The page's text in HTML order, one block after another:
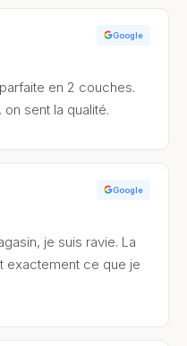
Google
en 2 couches.
sent la qualité.
Google
je suis ravie. La
exactement ce que je